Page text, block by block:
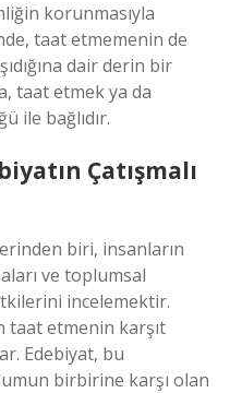
korunmasıyla
taat etmemenin de
dair derin bir
taat etmek ya da
ile bağlıdır.
Çatışmalı
biri, insanların
ve toplumsal
incelemektir.
taat etmenin karşıt
Edebiyat, bu
birbirine karşı olan